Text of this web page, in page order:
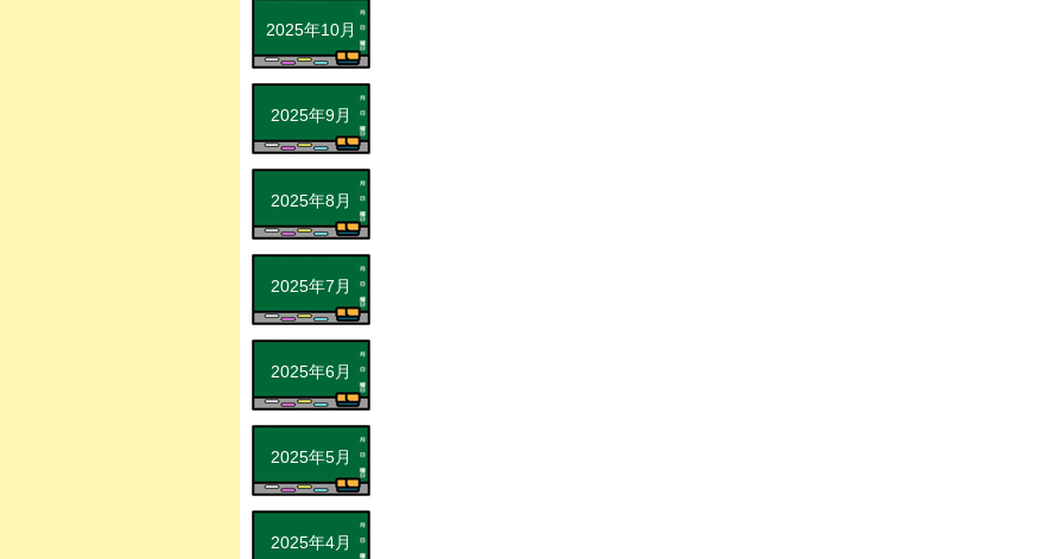
2025年4月
2025年5月
2025年6月
2025年7月
2025年8月
2025年9月
2025年10月